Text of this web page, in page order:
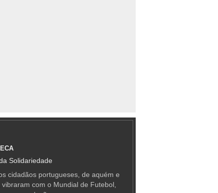
Solidariedade
cidadãos portugueses, de aquém e
com o Mundial de Futebol,